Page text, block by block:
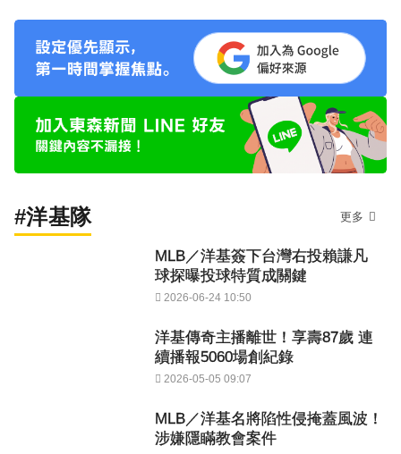
#洋基隊 更多
MLB／洋基簽下台灣右投賴謙凡
球探曝投球特質成關鍵
2026-06-24 10:50
洋基傳奇主播離世！享壽87歲 連
續播報5060場創紀錄
2026-05-05 09:07
MLB／洋基名將陷性侵掩蓋風波！
涉嫌隱瞞教會案件